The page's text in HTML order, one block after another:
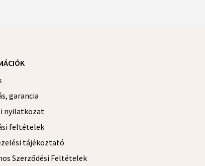
garancia
nyilatkozat
feltételek
tájékoztató
Szerződési Feltételek